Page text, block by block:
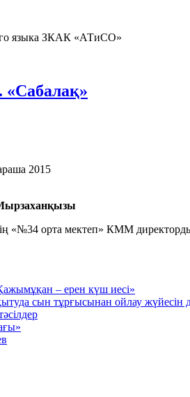
языка ЗКАК «АТиСО»
2015
«№34 орта мектеп» КММ
– ерен күш иесі»
сын тұрғысынан ойлау жүйесін